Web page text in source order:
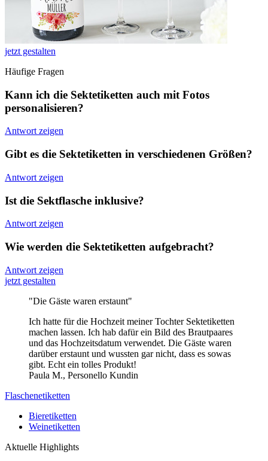
jetzt gestalten
Häufige Fragen
Kann ich die Sektetiketten auch mit Fotos
personalisieren?
Antwort zeigen
Gibt es die Sektetiketten in verschiedenen Größen?
Antwort zeigen
Ist die Sektflasche inklusive?
Antwort zeigen
Wie werden die Sektetiketten aufgebracht?
Antwort zeigen
jetzt gestalten
"Die Gäste waren erstaunt"
Ich hatte für die Hochzeit meiner Tochter Sektetiketten
machen lassen. Ich hab dafür ein Bild des Brautpaares
und das Hochzeitsdatum verwendet. Die Gäste waren
darüber erstaunt und wussten gar nicht, dass es sowas
gibt. Echt ein tolles Produkt!
Paula M., Personello Kundin
Flaschenetiketten
Bieretiketten
Weinetiketten
Aktuelle Highlights